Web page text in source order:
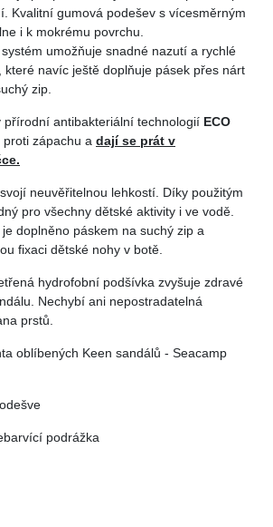
Kvalitní gumová podešev s vícesměrným
i k mokrému povrchu.
umožňuje snadné nazutí a rychlé
které navíc ještě doplňuje pásek přes nárt
zip.
přírodní antibakteriální technologií ECO
proti zápachu a dají se prát v
neuvěřitelnou lehkostí. Díky použitým
pro všechny dětské aktivity i ve vodě.
doplněno páskem na suchý zip a
fixaci dětské nohy v botě.
hydrofobní podšívka zvyšuje zdravé
Nechybí ani nepostradatelná
prstů.
oblíbených Keen sandálů - Seacamp
podrážka